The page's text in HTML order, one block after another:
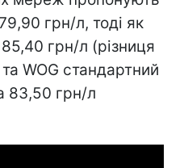
грн/л, тоді як
грн/л (різниця
WOG стандартний
83,50 грн/л